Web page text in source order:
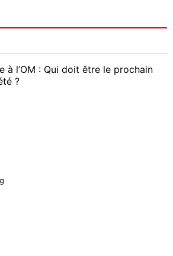
à l’OM : Qui doit être le prochain
?